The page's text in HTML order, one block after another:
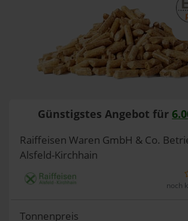
Günstigstes Angebot für
Raiffeisen Waren GmbH & Co.
Alsfeld-Kirchhain
noch
Tonnenpreis